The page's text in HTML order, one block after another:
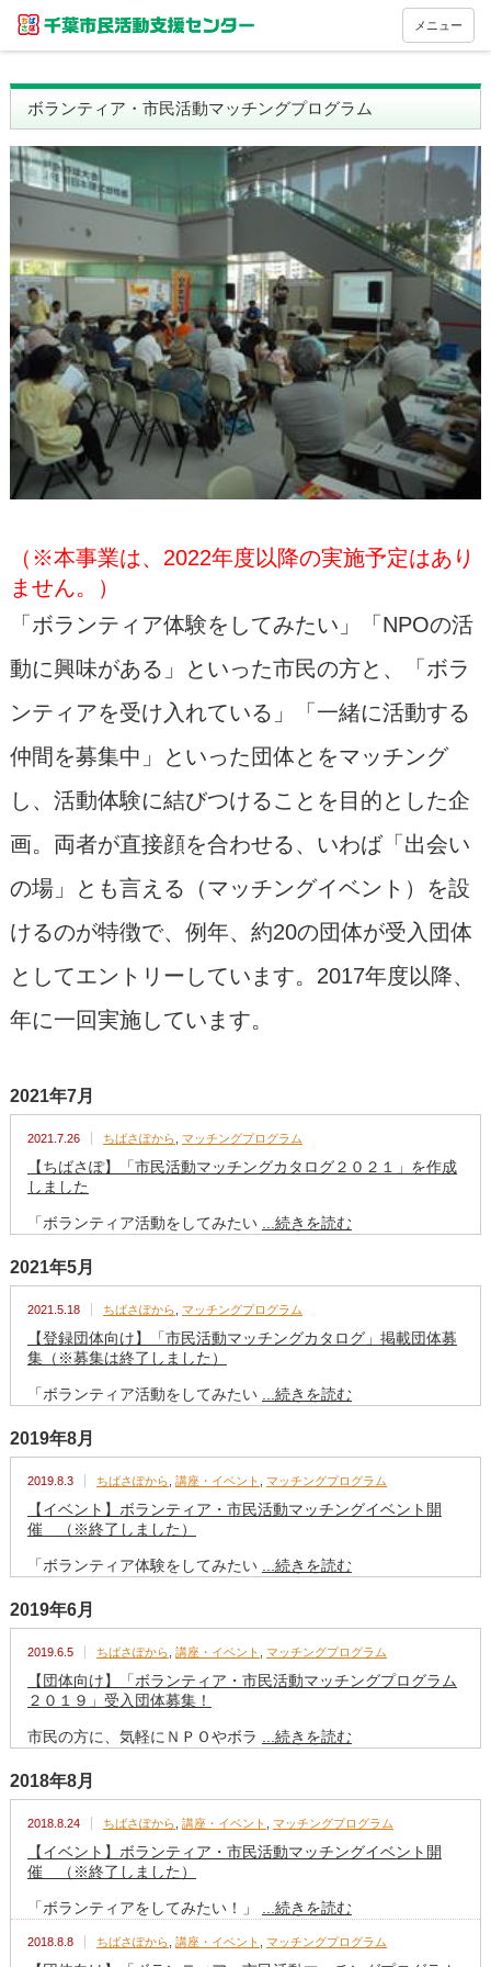
メニュー
ボランティア・市民活動マッチングプログラム
（※本事業は、2022年度以降の実施予定はあり
ません。）
「ボランティア体験をしてみたい」「NPOの活
動に興味がある」といった市民の方と、「ボラ
ンティアを受け入れている」「一緒に活動する
仲間を募集中」といった団体とをマッチング
し、活動体験に結びつけることを目的とした企
画。両者が直接顔を合わせる、いわば「出会い
の場」とも言える（マッチングイベント）を設
けるのが特徴で、例年、約20の団体が受入団体
としてエントリーしています。2017年度以降、
年に一回実施しています。
2021年7月
2021.7.26 ちばさぽから マッチングプログラム
【ちばさぽ】「市民活動マッチングカタログ２０２１」を作成
しました
「ボランティア活動をしてみたい ...続きを読む
2021年5月
2021.5.18 ちばさぽから マッチングプログラム
【登録団体向け】「市民活動マッチングカタログ」掲載団体募
集（※募集は終了しました）
「ボランティア活動をしてみたい ...続きを読む
2019年8月
2019.8.3 ちばさぽから 講座・イベント マッチングプログラム
【イベント】ボランティア・市民活動マッチングイベント開
催 （※終了しました）
「ボランティア体験をしてみたい ...続きを読む
2019年6月
2019.6.5 ちばさぽから 講座・イベント マッチングプログラム
【団体向け】「ボランティア・市民活動マッチングプログラム
２０１９」受入団体募集！
市民の方に、気軽にＮＰＯやボラ ...続きを読む
2018年8月
2018.8.24 ちばさぽから 講座・イベント マッチングプログラム
【イベント】ボランティア・市民活動マッチングイベント開
催 （※終了しました）
「ボランティアをしてみたい！」 ...続きを読む
2018.8.8 ちばさぽから 講座・イベント マッチングプログラム